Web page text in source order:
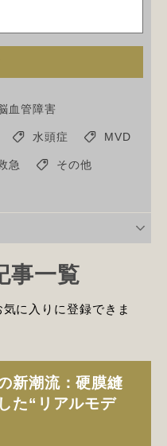
血管障害
水頭症 MVD
急 その他
事一覧
に入りに登録できま
新潮流：硬膜縫
た“リアルモデ